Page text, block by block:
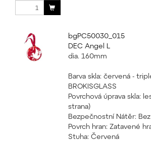
bgPC50030_015
DEC Angel L
dia. 160mm
Barva skla: červená -
BROKISGLASS
Povrchová úprava skla:
strana)
Bezpečnostní Nátěr:
Povrch hran: Zatavené
Stuha: Červená